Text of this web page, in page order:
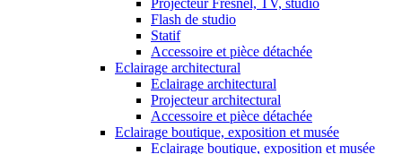
Projecteur Fresnel, TV, studio
Flash de studio
Statif
Accessoire et pièce détachée
Eclairage architectural
Eclairage architectural
Projecteur architectural
Accessoire et pièce détachée
Eclairage boutique, exposition et musée
Eclairage boutique, exposition et musée